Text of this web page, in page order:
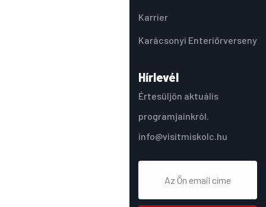
Karrier
Karácsonyi Enteriőrverseny
Hírlevél
Értesüljön aktuális
programjainkról.
info@visitmiskolc.hu